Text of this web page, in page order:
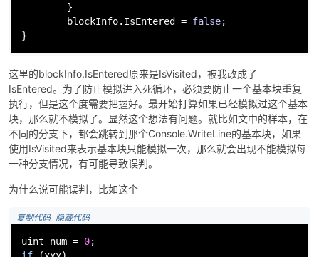
}
blockInfo.IsEntered = false;
}
这里的blockInfo.IsEntered原来是IsVisited，被我改成了
IsEntered。为了防止模拟进入死循环，必须要防止一个基本块重复
执行，但是这个度需要把握好。最开始打算如果已经模拟过这个基本
块，那么就不模拟了。显然这个想法有问题。就比如文中的样本，在
不同的分支下，都会跳转到那个Console.WriteLine的基本块，如果
使用IsVisited来表示基本块只能模拟一次，那么就会出现不能模拟每
一种分支情况，有可能导致误判。
为什么说可能误判，比如这个
复制代码 隐藏代码
uint num = 0